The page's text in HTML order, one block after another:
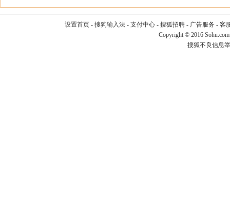
设置首页- 搜狗输入法- 支付中心- 搜狐招聘- 广告服务 - 客
Copyright © 2016
搜狐不良信息